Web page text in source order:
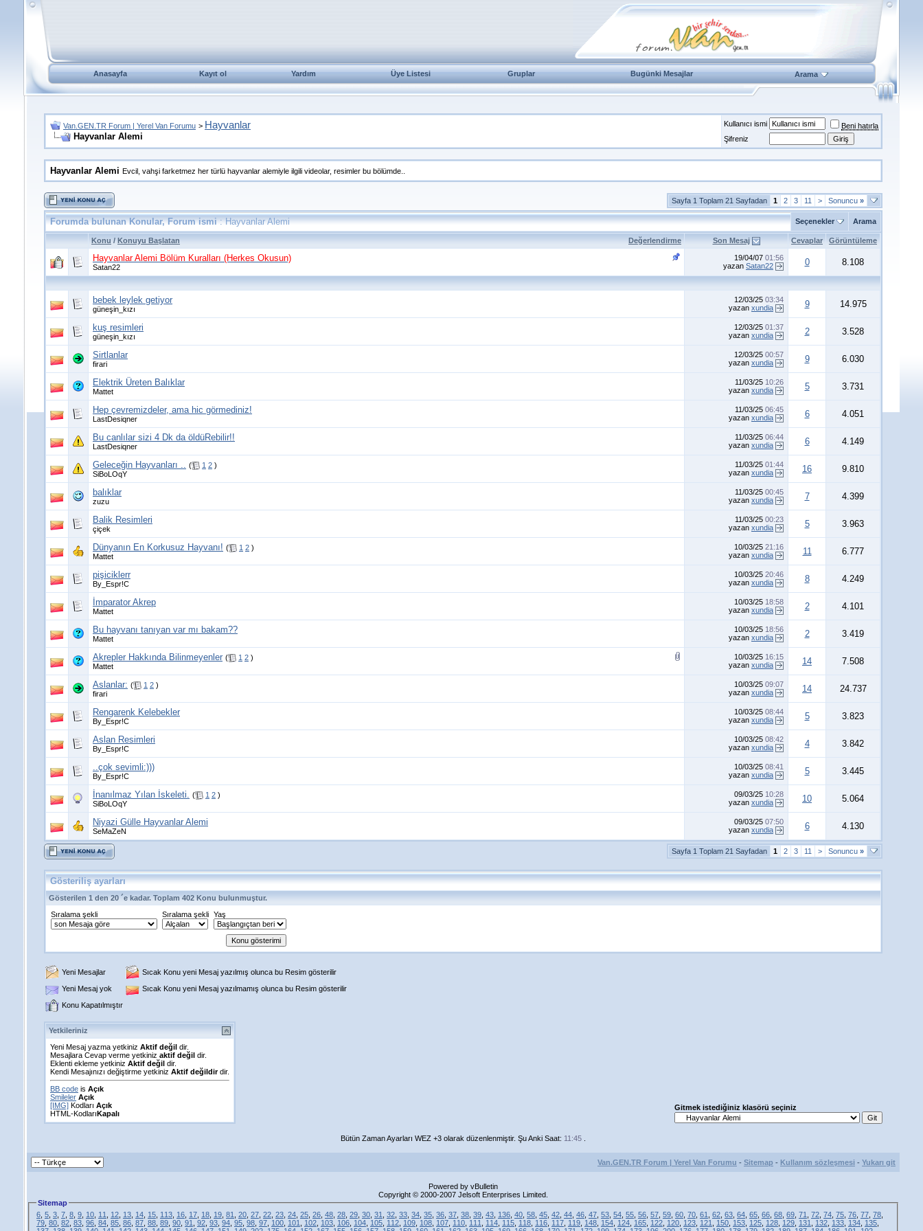
Anasayfa Kayıt ol Yardım Üye Listesi Gruplar Bugünki Mesajlar Arama
Van.GEN.TR Forum | Yerel Van Forumu > Hayvanlar
Hayvanlar Alemi
Kullanıcı ismi
Beni hatırla
Şifreniz
Hayvanlar Alemi Evcil, vahşi farketmez her türlü hayvanlar alemiyle ilgili videolar, resimler bu bölümde..
Sayfa 1 Toplam 21 Sayfadan 1 2 3 11 > Sonuncu »
Forumda bulunan Konular, Forum ismi: Hayvanlar Alemi Seçenekler Arama
Değerlendirme
Konu / Konuyu Başlatan Son Mesaj Cevaplar Görüntüleme
Hayvanlar Alemi Bölüm Kuralları (Herkes Okusun)
Satan22
19/04/07 01:56
yazan Satan22 0 8.108
bebek leylek getiyor
güneşin_kızı
12/03/25 03:34
yazan xundia 9 14.975
kuş resimleri
güneşin_kızı
12/03/25 01:37
yazan xundia 2 3.528
Sirtlanlar
firari
12/03/25 00:57
yazan xundia 9 6.030
Elektrik Üreten Balıklar
Mattet
11/03/25 10:26
yazan xundia 5 3.731
Hep çevremizdeler, ama hic görmediniz!
LastDesiqner
11/03/25 06:45
yazan xundia 6 4.051
Bu canlılar sizi 4 Dk da öldüRebilir!!
LastDesiqner
11/03/25 06:44
yazan xundia 6 4.149
Geleceğin Hayvanları .. ( 1 2 )
SiBoLOqY
11/03/25 01:44
yazan xundia 16 9.810
balıklar
zuzu
11/03/25 00:45
yazan xundia 7 4.399
Balik Resimleri
çiçek
11/03/25 00:23
yazan xundia 5 3.963
Dünyanın En Korkusuz Hayvanı! ( 1 2 )
Mattet
10/03/25 21:16
yazan xundia 11 6.777
pişiciklerr
By_Espr!C
10/03/25 20:46
yazan xundia 8 4.249
İmparator Akrep
Mattet
10/03/25 18:58
yazan xundia 2 4.101
Bu hayvanı tanıyan var mı bakam??
Mattet
10/03/25 18:56
yazan xundia 2 3.419
Akrepler Hakkında Bilinmeyenler ( 1 2 )
Mattet
10/03/25 16:15
yazan xundia 14 7.508
Aslanlar: ( 1 2 )
firari
10/03/25 09:07
yazan xundia 14 24.737
Rengarenk Kelebekler
By_Espr!C
10/03/25 08:44
yazan xundia 5 3.823
Aslan Resimleri
By_Espr!C
10/03/25 08:42
yazan xundia 4 3.842
..çok sevimli:)))
By_Espr!C
10/03/25 08:41
yazan xundia 5 3.445
İnanılmaz Yılan İskeleti. ( 1 2 )
SiBoLOqY
09/03/25 10:28
yazan xundia 10 5.064
Niyazi Gülle Hayvanlar Alemi
SeMaZeN
09/03/25 07:50
yazan xundia 6 4.130
Sayfa 1 Toplam 21 Sayfadan 1 2 3 11 > Sonuncu »
Gösteriliş ayarları
Gösterilen 1 den 20 ´e kadar. Toplam 402 Konu bulunmuştur.
Sıralama şekli
Sıralama şekli Yaş
Yeni Mesajlar
Sıcak Konu yeni Mesaj yazılmış olunca bu Resim gösterilir
Yeni Mesaj yok
Sıcak Konu yeni Mesaj yazılmamış olunca bu Resim gösterilir
Konu Kapatılmıştır
Yetkileriniz
Yeni Mesaj yazma yetkiniz Aktif değil dir.
Mesajlara Cevap verme yetkiniz aktif değil dir.
Eklenti ekleme yetkiniz Aktif değil dir.
Kendi Mesajınızı değiştirme yetkiniz Aktif değildirdir.
BB code is Açık
Smileler Açık
[IMG] Kodları Açık
HTML-KodlarıKapalı
Gitmek istediğiniz klasörü seçiniz
Bütün Zaman Ayarları WEZ +3 olarak düzenlenmiştir. Şu Anki Saat: 11:45
Van.GEN.TR Forum | Yerel Van Forumu - Sitemap - Kullanım sözleşmesi - Yukarı git
Powered by vBulletin
Copyright © 2000-2007 Jelsoft Enterprises Limited.
Sitemap
6 5 3 7 8 9 10 11 12 13 14 15 113 16 17 18 19 81 20 27 22 23 24 25 26 48 28 29 30 31 32 33 34 35 36 37 38 39 43 136 40 58 45 42 44 46 47 53 54 55 56 57 59 60 70 61 62 63 64 65 66 68 69 71 72 74 75 76 77 78
79 80 82 83 96 84 85 86 87 88 89 90 91 92 93 94 95 98 97 100 101 102 103 106 104 105 112 109 108 107 110 111 114 115 118 116 117 119 148 154 124 165 122 120 123 121 150 153 125 128 129 131 132 133 134 135